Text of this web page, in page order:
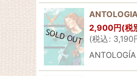
2,900円(税
(税込: 3,190